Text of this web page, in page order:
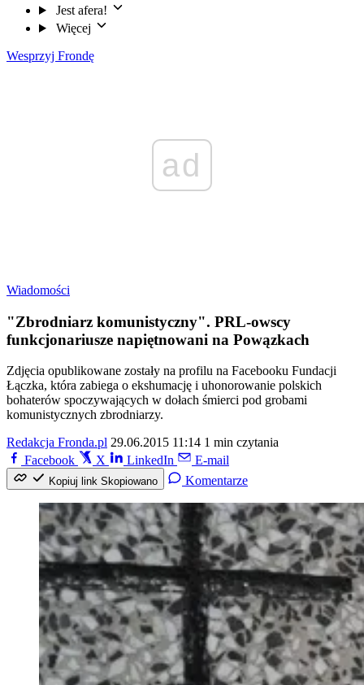
Jest afera!
Więcej
Wesprzyj Frondę
ad
Wiadomości
"Zbrodniarz komunistyczny". PRL-owscy
funkcjonariusze napiętnowani na Powązkach
Zdjęcia opublikowane zostały na profilu na Facebooku Fundacji
Łączka, która zabiega o ekshumację i uhonorowanie polskich
bohaterów spoczywających w dołach śmierci pod grobami
komunistycznych zbrodniarzy.
Redakcja Fronda.pl 29.06.2015 11:14 1 min czytania
Facebook
X LinkedIn E-mail
Kopiuj link Skopiowano Komentarze